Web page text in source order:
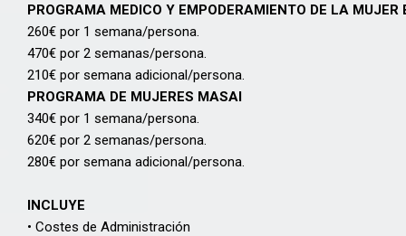
PROGRAMA MEDICO Y EMPODERAMIENTO DE LA
260€ por 1 semana/persona.
470€ por 2 semanas/persona.
210€ por semana adicional/persona.
PROGRAMA DE MUJERES MASAI
340€ por 1 semana/persona.
620€ por 2 semanas/persona.
280€ por semana adicional/persona.
INCLUYE
• Costes de Administración